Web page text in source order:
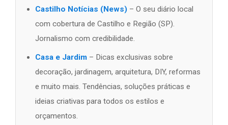
Castilho Notícias (News) – O seu diário local
com cobertura de Castilho e Região (SP).
Jornalismo com credibilidade.
Casa e Jardim – Dicas exclusivas sobre
decoração, jardinagem, arquitetura, DIY, reformas
e muito mais. Tendências, soluções práticas e
ideias criativas para todos os estilos e
orçamentos.